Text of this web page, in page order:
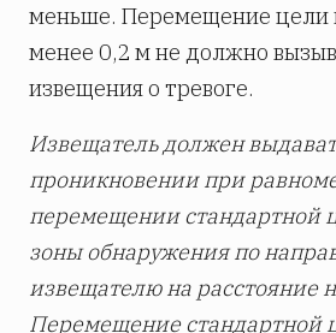
меньше. Перемещение цели
менее 0,2 м не должно
извещения о тревоге.
Извещатель должен
проникновении при
перемещении стандартной
зоны обнаружения по
извещателю на расстояние
Перемещение стандартной